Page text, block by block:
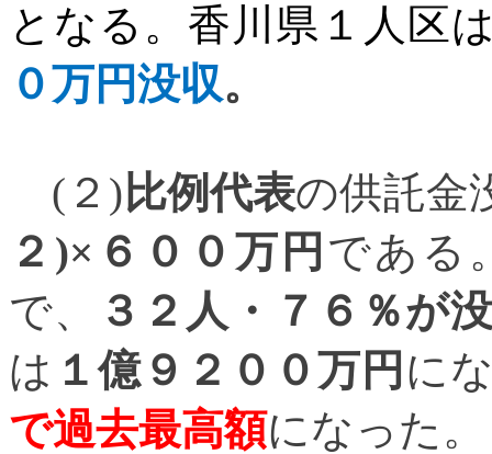
となる。香川県１人区
０万円没収。
( ２ ) 比例代表の供託金
２ )×６００万円 である
で、
３２人・７６％が
は １億９２００万円 に
で過去最高額になった。